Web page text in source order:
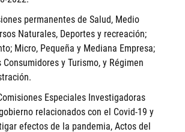
permanentes de Salud, Medio
Naturales, Deportes y recreación;
Micro, Pequeña y Mediana Empresa;
y Turismo, y Régimen
Especiales Investigadoras
relacionados con el Covid-19 y
efectos de la pandemia, Actos del